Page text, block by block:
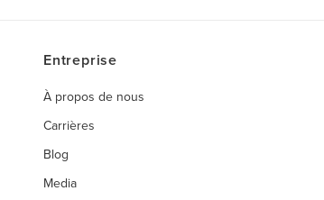
Entreprise
À propos de nous
Carrières
Blog
Media